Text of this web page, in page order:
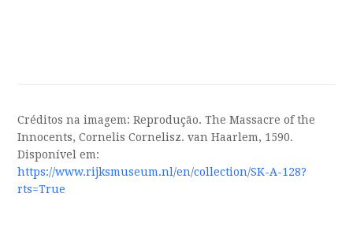
Créditos na imagem: Reprodução. The Massacre of the
Innocents, Cornelis Cornelisz. van Haarlem, 1590.
Disponível em:
https://www.rijksmuseum.nl/en/collection/SK-A-128?
rts=True